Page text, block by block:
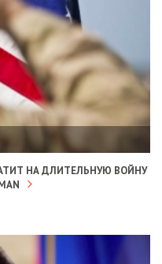
НА ДЛИТЕЛЬНУЮ ВОЙНУ